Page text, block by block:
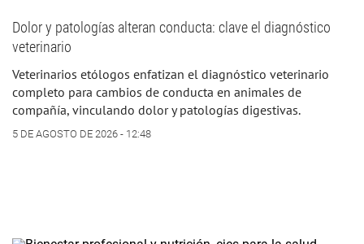
Dolor y patologías alteran conducta: clave el diagnóstico
veterinario
Veterinarios etólogos enfatizan el diagnóstico veterinario
completo para cambios de conducta en animales de
compañía, vinculando dolor y patologías digestivas.
5 DE AGOSTO DE 2026 - 12:48